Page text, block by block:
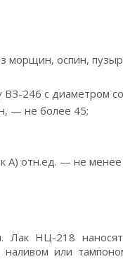
морщин, оспин,
ВЗ-246 с диаметром
— не более 45;
А) отн.ед. — не менее
НЦ-218 наносят
или